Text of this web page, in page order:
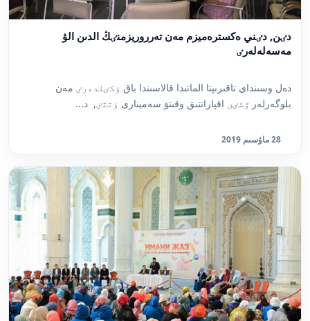
دٸن, دٸني ەكسترەميزم مەن تەرروريزمنٸڭ الدىن الۋ
مەسەلەلەرٸ
دەل وسىنداي تاقىرىپتا الماتىدا قالاسىندا باق ٶكٸلدەرٸ مەن
بلوگەرلەر ٷشٸن اقپاراتتىق وقىتۋ سەمينارى ٶتتٸ, ­ د...
28 ماۋسىم 2019